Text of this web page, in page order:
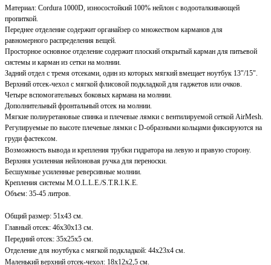
Материал: Cordura 1000D, износостойкий 100% нейлон с водооталкивающей
пропиткой.
Переднее отделение содержит органайзер со множеством карманов для
равномерного распределения вещей.
Просторное основное отделение содержит плоский открытый карман для питьевой
системы и карман из сетки на молнии.
Задний отдел с тремя отсеками, один из которых мягкий вмещает ноутбук 13"/15".
Верхний отсек-чехол с мягкой флисовой подкладкой для гаджетов или очков.
Четыре вспомогательных боковых кармана на молнии.
Дополнительный фронтальный отсек на молнии.
Мягкие полиуретановые спинка и плечевые лямки с вентилируемой сеткой AirMesh.
Регулируемые по высоте плечевые лямки с D-образными кольцами фиксируются на
груди фастексом.
Возможность вывода и крепления трубки гидратора на левую и правую сторону.
Верхняя усиленная нейлоновая ручка для переноски.
Бесшумные усиленные реверсивные молнии.
Крепления системы M.O.L.L.E./S.T.R.I.K.E.
Объем: 35-45 литров.
Общий размер: 51х43 см.
Главный отсек: 46х30х13 см.
Передний отсек: 35х25х5 см.
Отделение для ноутбука с мягкой подкладкой: 44х23х4 см.
Маленький верхний отсек-чехол: 18х12х2,5 см.